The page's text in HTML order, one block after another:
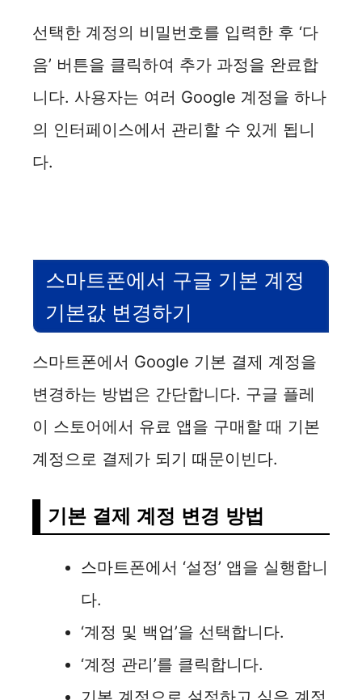
선택한 계정의 비밀번호를 입력한 후 ‘다
음’ 버튼을 클릭하여 추가 과정을 완료합
니다. 사용자는 여러 Google 계정을 하나
의 인터페이스에서 관리할 수 있게 됩니
다.
스마트폰에서 구글 기본 계정
기본값 변경하기
스마트폰에서 Google 기본 결제 계정을
변경하는 방법은 간단합니다. 구글 플레
이 스토어에서 유료 앱을 구매할 때 기본
계정으로 결제가 되기 때문이빈다.
기본 결제 계정 변경 방법
스마트폰에서 ‘설정’ 앱을 실행합니
다.
‘계정 및 백업’을 선택합니다.
‘계정 관리’를 클릭합니다.